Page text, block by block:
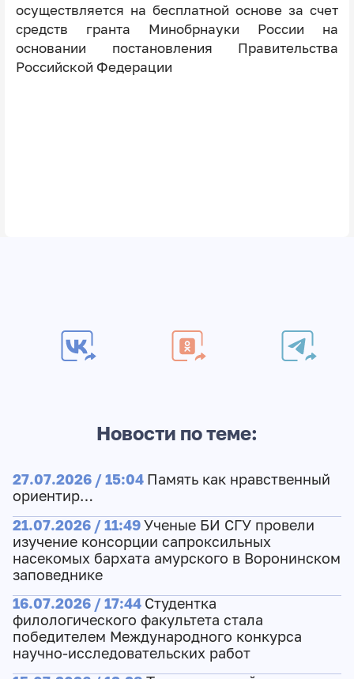
осуществляется на бесплатной основе за счет
средств гранта Минобрнауки России на
основании постановления Правительства
Российской Федерации
Новости по теме:
27.07.2026 / 15:04 Память как нравственный
ориентир…
21.07.2026 / 11:49Ученые БИ СГУ провели
изучение консорции сапроксильных
насекомых бархата амурского в Воронинском
заповеднике
16.07.2026 / 17:44 Студентка
филологического факультета стала
победителем Международного конкурса
научно-исследовательских работ